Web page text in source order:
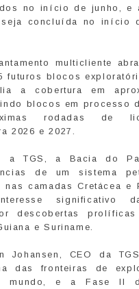
no início de junho, e
concluída no início
multicliente
futuros blocos
a cobertura em
blocos em processo
rodadas de
2026 e 2027.
a TGS, a Bacia do
de um sistema
camadas Cretácea e
significativo da
descobertas
e Suriname.
Johansen, CEO da
das fronteiras de
mundo, e a Fase II